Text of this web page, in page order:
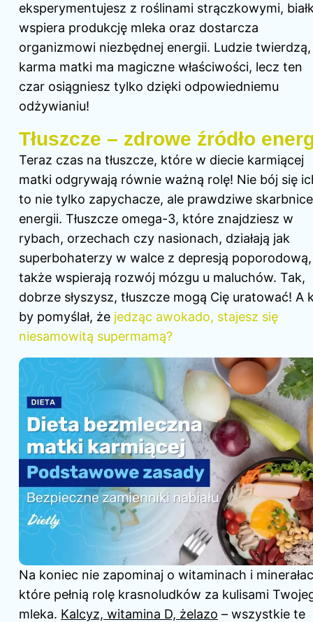
eksperymentujesz z roślinami strączkowymi,
wspiera produkcję mleka oraz dostarcza
organizmowi niezbędnej energii. Ludzie
karma matki ma magiczne właściwości, lecz ten
czar osiągniesz tylko dzięki odpowiedniemu
odżywianiu!
Tłuszcze – zdrowe źródło
Teraz czas na tłuszcze, które w diecie karmiącej
matki odgrywają równie ważną rolę! Nie bój się
to nie tylko zapychacze, ale prawdziwe skarbnice
energii. Tłuszcze omega-3, które znajdziesz w
rybach, orzechach czy nasionach, działają jak
superbohaterzy w walce z depresją
także wspierają rozwój mózgu u maluchów. Tak,
dobrze słyszysz, tłuszcze mogą Cię uratować! A
by pomyślał, że jedząc awokado, stajesz się
niesamowitą supermamą?
Na koniec nie zapominaj o witaminach i
które pełnią rolę krasnoludków za kulisami
mleka. Kalcyz, witamina D, żelazo – wszystkie te